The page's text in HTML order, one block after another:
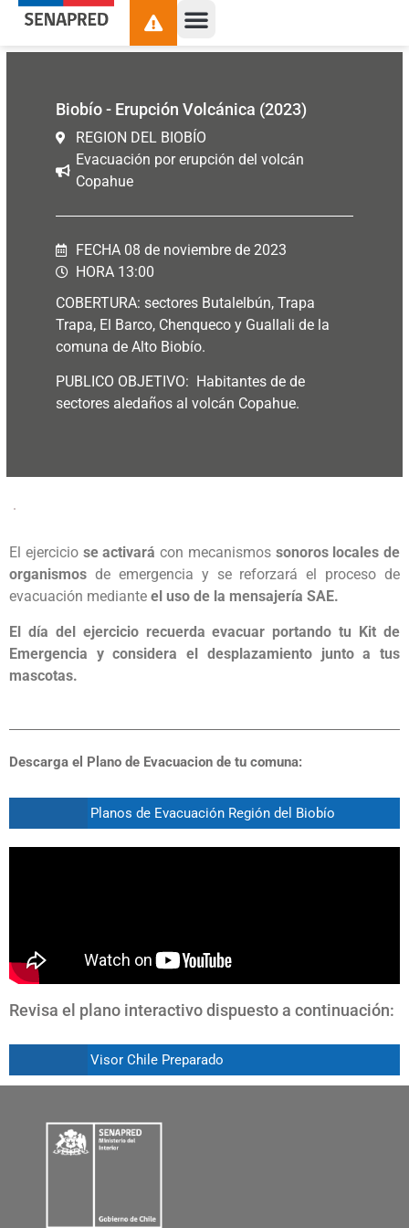
contenido
Biobío - Erupción Volcánica (2023)
REGION DEL BIOBÍO
Evacuación por erupción del volcán
Copahue
FECHA 08 de noviembre de 2023
HORA 13:00
COBERTURA: sectores Butalelbún, Trapa
Trapa, El Barco, Chenqueco y Guallali de la
comuna de Alto Biobío.
PUBLICO OBJETIVO: Habitantes de de
sectores aledaños al volcán Copahue.
El ejercicio se activará con mecanismos sonoros locales de
organismos de emergencia y se reforzará el proceso de
evacuación mediante el uso de la mensajería SAE.
El día del ejercicio recuerda evacuar portando tu Kit de
Emergencia y considera el desplazamiento junto a tus
mascotas.
Descarga el Plano de Evacuacion de tu comuna:
Planos de Evacuación Región del Biobío
Revisa el plano interactivo dispuesto a continuación:
Visor Chile Preparado